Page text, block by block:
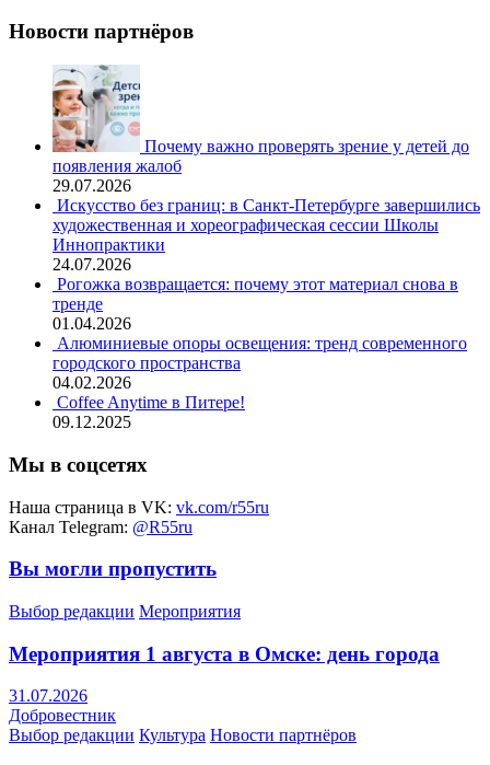
Новости партнёров
Почему важно проверять зрение у детей до
появления жалоб
29.07.2026
Искусство без границ: в Санкт-Петербурге завершились
художественная и хореографическая сессии Школы
Иннопрактики
24.07.2026
Рогожка возвращается: почему этот материал снова в
тренде
01.04.2026
Алюминиевые опоры освещения: тренд современного
городского пространства
04.02.2026
Coffee Anytime в Питере!
09.12.2025
Мы в соцсетях
Наша страница в VK: vk.com/r55ru
Канал Telegram: @R55ru
Вы могли пропустить
Выбор редакции Мероприятия
Мероприятия 1 августа в Омске: день города
31.07.2026
Добровестник
Выбор редакции Культура Новости партнёров